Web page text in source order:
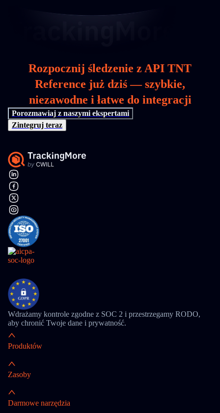
Rozpocznij śledzenie z API TNT
Reference już dziś — szybkie,
niezawodne i łatwe do integracji
Porozmawiaj z naszymi ekspertami
Zintegruj teraz
Wdrażamy kontrole zgodne z SOC 2 i przestrzegamy RODO,
aby chronić Twoje dane i prywatność.
Produktów
Zasoby
Darmowe narzędzia